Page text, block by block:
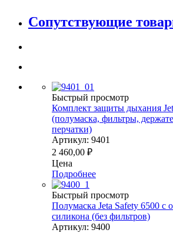
Сопутствующие
Быстрый просмотр
Комплект защиты дыхания
(полумаска, фильтры,
перчатки)
Артикул: 9401
2 460,00 ₽
Цена
Подробнее
Быстрый просмотр
Полумаска Jeta Safety 6500 с
силикона (без фильтров)
Артикул: 9400